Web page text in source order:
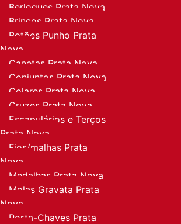
Berloques Prata Nova
Brincos Prata Nova
Botões Punho Prata
Nova
Canetas Prata Nova
Conjuntos Prata Nova
Colares Prata Nova
Cruzes Prata Nova
Escapulários e Terços
Prata Nova
Fios/malhas Prata
Nova
Medalhas Prata Nova
Molas Gravata Prata
Nova
Porta-Chaves Prata